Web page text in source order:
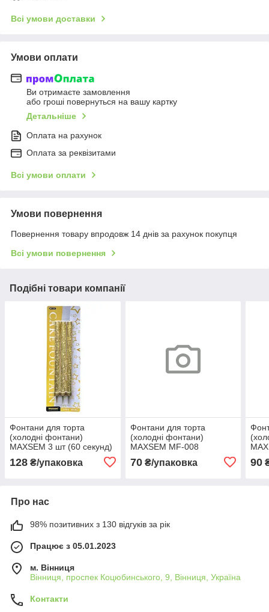
Всі умови доставки
Умови оплати
Ви отримаєте замовлення
або гроші повернуться на вашу картку
Детальніше
Оплата на рахунок
Оплата за реквізитами
Всі умови оплати
Умови повернення
Повернення товару впродовж 14 днів за рахунок покупця
Всі умови повернення
Подібні товари компанії
Фонтани для торта
(холодні фонтани)
MAXSEM 3 шт (60 секунд)
128 ₴/упаковка
Фонтани для торта
(холодні фонтани)
MAXSEM MF-008
кольорове полум'я, 4 шт
(30 секунд)
70₴/упаковка 90
Про нас
98% позитивних з 130 відгуків за рік
Працює з 05.01.2023
м. Вінниця
Вінниця, проспек Коцюбинського, 9, Вінниця, Україна
Контакти